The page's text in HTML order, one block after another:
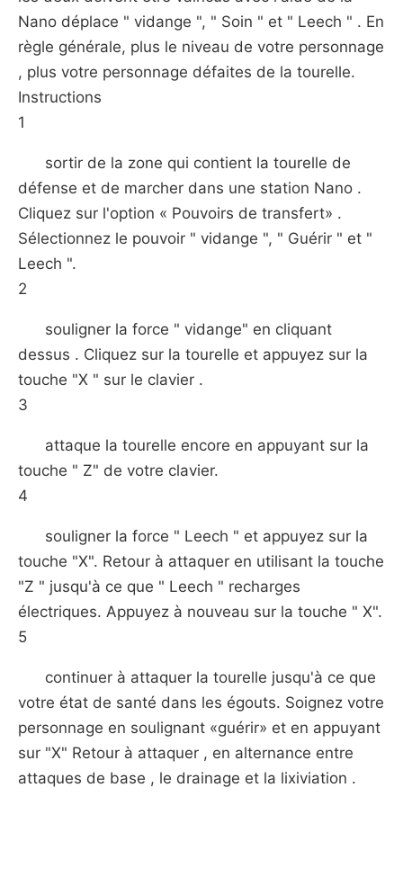
Nano déplace " vidange ", " Soin " et " Leech " . En
règle générale, plus le niveau de votre personnage
, plus votre personnage défaites de la tourelle.
Instructions
1
sortir de la zone qui contient la tourelle de
défense et de marcher dans une station Nano .
Cliquez sur l'option « Pouvoirs de transfert» .
Sélectionnez le pouvoir " vidange ", " Guérir " et "
Leech ".
2
souligner la force " vidange" en cliquant
dessus . Cliquez sur la tourelle et appuyez sur la
touche "X " sur le clavier .
3
attaque la tourelle encore en appuyant sur la
touche " Z" de votre clavier.
4
souligner la force " Leech " et appuyez sur la
touche "X". Retour à attaquer en utilisant la touche
"Z " jusqu'à ce que " Leech " recharges
électriques. Appuyez à nouveau sur la touche " X".
5
continuer à attaquer la tourelle jusqu'à ce que
votre état de santé dans les égouts. Soignez votre
personnage en soulignant «guérir» et en appuyant
sur "X" Retour à attaquer , en alternance entre
attaques de base , le drainage et la lixiviation .